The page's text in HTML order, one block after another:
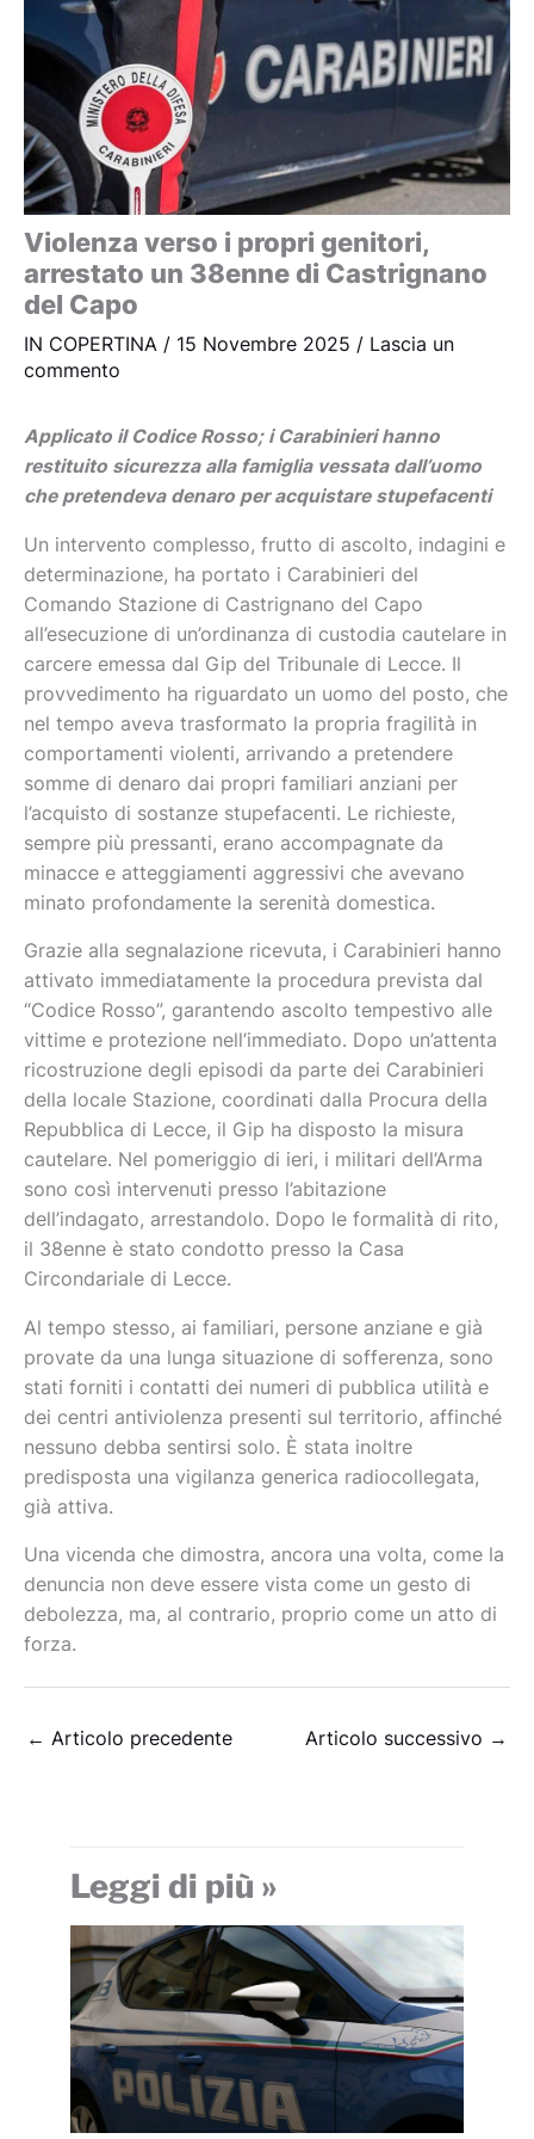
Violenza verso i propri genitori,
arrestato un 38enne di Castrignano
del Capo
IN COPERTINA / 15 Novembre 2025 / Lascia un
commento
Applicato il Codice Rosso; i Carabinieri hanno
restituito sicurezza alla famiglia vessata dall’uomo
che pretendeva denaro per acquistare stupefacenti
Un intervento complesso, frutto di ascolto, indagini e
determinazione, ha portato i Carabinieri del
Comando Stazione di Castrignano del Capo
all’esecuzione di un’ordinanza di custodia cautelare in
carcere emessa dal Gip del Tribunale di Lecce. Il
provvedimento ha riguardato un uomo del posto, che
nel tempo aveva trasformato la propria fragilità in
comportamenti violenti, arrivando a pretendere
somme di denaro dai propri familiari anziani per
l’acquisto di sostanze stupefacenti. Le richieste,
sempre più pressanti, erano accompagnate da
minacce e atteggiamenti aggressivi che avevano
minato profondamente la serenità domestica.
Grazie alla segnalazione ricevuta, i Carabinieri hanno
attivato immediatamente la procedura prevista dal
“Codice Rosso”, garantendo ascolto tempestivo alle
vittime e protezione nell’immediato. Dopo un’attenta
ricostruzione degli episodi da parte dei Carabinieri
della locale Stazione, coordinati dalla Procura della
Repubblica di Lecce, il Gip ha disposto la misura
cautelare. Nel pomeriggio di ieri, i militari dell’Arma
sono così intervenuti presso l’abitazione
dell’indagato, arrestandolo. Dopo le formalità di rito,
il 38enne è stato condotto presso la Casa
Circondariale di Lecce.
Al tempo stesso, ai familiari, persone anziane e già
provate da una lunga situazione di sofferenza, sono
stati forniti i contatti dei numeri di pubblica utilità e
dei centri antiviolenza presenti sul territorio, affinché
nessuno debba sentirsi solo. È stata inoltre
predisposta una vigilanza generica radiocollegata,
già attiva.
Una vicenda che dimostra, ancora una volta, come la
denuncia non deve essere vista come un gesto di
debolezza, ma, al contrario, proprio come un atto di
forza.
← Articolo precedente Articolo successivo →
Leggi di più »